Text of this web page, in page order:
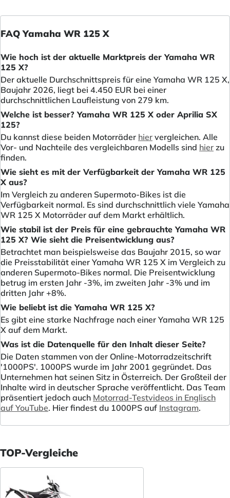
FAQ Yamaha WR 125 X
Wie hoch ist der aktuelle Marktpreis der Yamaha WR
125 X?
Der aktuelle Durchschnittspreis für eine Yamaha WR 125 X,
Baujahr 2026, liegt bei 4.450 EUR bei einer
durchschnittlichen Laufleistung von 279 km.
Welche ist besser? Yamaha WR 125 X oder Aprilia SX
125?
Du kannst diese beiden Motorräder hier vergleichen. Alle
Vor- und Nachteile des vergleichbaren Modells sind hier zu
finden.
Wie sieht es mit der Verfügbarkeit der Yamaha WR 125
X aus?
Im Vergleich zu anderen Supermoto-Bikes ist die
Verfügbarkeit normal. Es sind durchschnittlich viele Yamaha
WR 125 X Motorräder auf dem Markt erhältlich.
Wie stabil ist der Preis für eine gebrauchte Yamaha WR
125 X? Wie sieht die Preisentwicklung aus?
Betrachtet man beispielsweise das Baujahr 2015, so war
die Preisstabilität einer Yamaha WR 125 X im Vergleich zu
anderen Supermoto-Bikes normal. Die Preisentwicklung
betrug im ersten Jahr -3%, im zweiten Jahr -3% und im
dritten Jahr +8%.
Wie beliebt ist die Yamaha WR 125 X?
Es gibt eine starke Nachfrage nach einer Yamaha WR 125
X auf dem Markt.
Was ist die Datenquelle für den Inhalt dieser Seite?
Die Daten stammen von der Online-Motorradzeitschrift
'1000PS'. 1000PS wurde im Jahr 2001 gegründet. Das
Unternehmen hat seinen Sitz in Österreich. Der Großteil der
Inhalte wird in deutscher Sprache veröffentlicht. Das Team
präsentiert jedoch auch Motorrad-Testvideos in Englisch
auf YouTube. Hier findest du 1000PS auf Instagram.
TOP-Vergleiche